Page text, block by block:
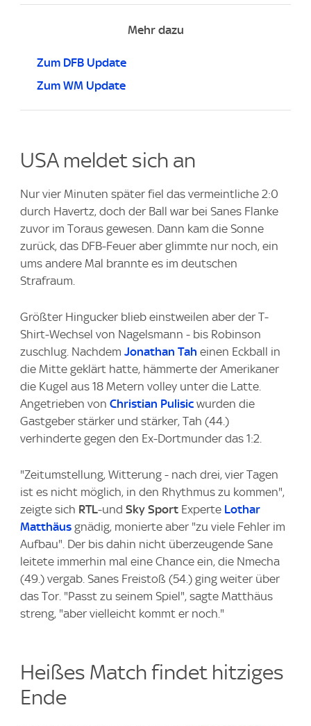
Mehr dazu
Zum DFB Update
Zum WM Update
USA meldet sich an
Nur vier Minuten später fiel das vermeintliche 2:0
durch Havertz, doch der Ball war bei Sanes Flanke
zuvor im Toraus gewesen. Dann kam die Sonne
zurück, das DFB-Feuer aber glimmte nur noch, ein
ums andere Mal brannte es im deutschen
Strafraum.
Größter Hingucker blieb einstweilen aber der T-
Shirt-Wechsel von Nagelsmann - bis Robinson
zuschlug. Nachdem Jonathan Tah einen Eckball in
die Mitte geklärt hatte, hämmerte der Amerikaner
die Kugel aus 18 Metern volley unter die Latte.
Angetrieben von Christian Pulisic wurden die
Gastgeber stärker und stärker, Tah (44.)
verhinderte gegen den Ex-Dortmunder das 1:2.
"Zeitumstellung, Witterung - nach drei, vier Tagen
ist es nicht möglich, in den Rhythmus zu kommen",
zeigte sich RTL-und Sky Sport Experte Lothar
Matthäus gnädig, monierte aber "zu viele Fehler im
Aufbau". Der bis dahin nicht überzeugende Sane
leitete immerhin mal eine Chance ein, die Nmecha
(49.) vergab. Sanes Freistoß (54.) ging weiter über
das Tor. "Passt zu seinem Spiel", sagte Matthäus
streng, "aber vielleicht kommt er noch."
Heißes Match findet hitziges
Ende